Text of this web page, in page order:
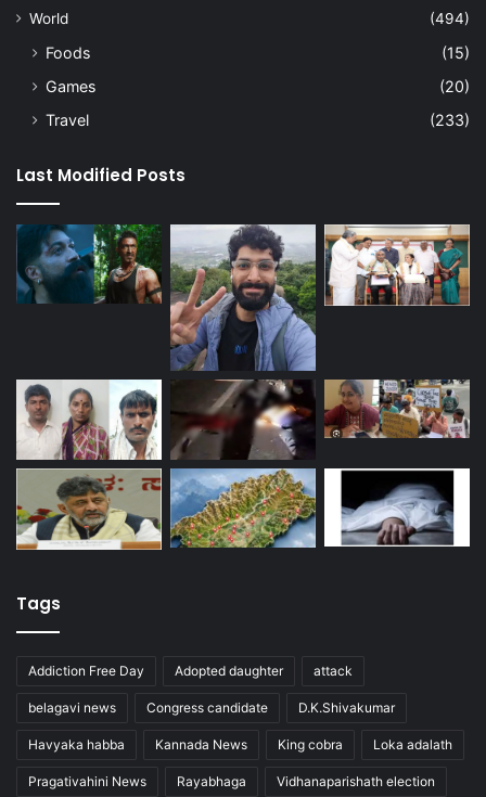
World
(494)
Foods
(15)
Games
(20)
Travel
(233)
Last Modified Posts
Tags
Addiction Free Day Adopted daughter attack
belagavi news Congress candidate D.K.Shivakumar
Havyaka habba Kannada News King cobra Loka adalath
Pragativahini News Rayabhaga Vidhanaparishath election